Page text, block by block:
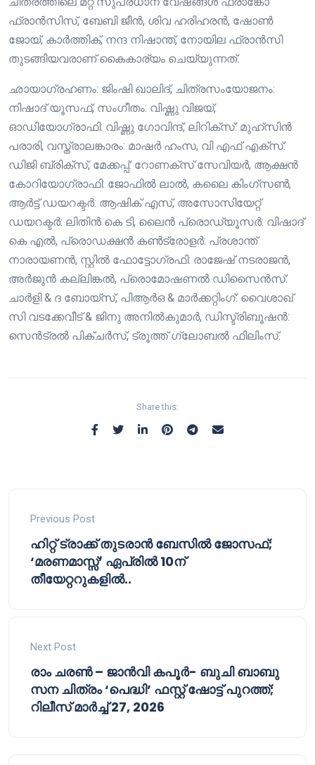
ഫ്രാൻസിസ്, ബേബി ജീൻ, ശിവ ഹരിഹരൻ, ഷോൺ
ജോയ്, കാർത്തിക്, നന്ദ നിഷാന്ത്, നോയില ഫ്രാൻസി
തുടങ്ങിയവരാണ് കൈകാര്യം ചെയ്യുന്നത്.
ഛായാഗ്രഹണം: ജിംഷി ഖാലിദ്, ചിത്രസംയോജനം:
നിഷാദ് യൂസഫ്, സംഗീതം: വിഷ്ണു വിജയ്,
ഓഡിയോഗ്രാഫി: വിഷ്ണു ഗോവിന്ദ്, ലിറിക്‌സ്: മുഹ്സിൻ
പരാരി, വസ്ത്രാലങ്കാരം: മാഷർ ഹംസ, വി എഫ് എക്സ്:
ഡിജി ബ്രിക്സ്, മേക്കപ്പ്: റോണക്സ് സേവിയർ, ആക്ഷൻ
കോറിയോഗ്രാഫി: ജോഫിൽ ലാൽ, കലൈ കിംഗ്സൺ,
ആർട്ട് ഡയറക്ടർ: ആഷിക് എസ്, അസോസിയേറ്റ്
ഡയറക്ടർ: ലിതിൻ കെ ടി, ലൈൻ പ്രൊഡ്യൂസർ: വിഷാദ്
കെ എൽ‍, പ്രൊഡക്ഷൻ കൺട്രോളർ: പ്രശാന്ത്
നാരായണൻ, സ്റ്റിൽ ഫോട്ടോഗ്രഫി: രാജേഷ് നടരാജൻ,
അർജുൻ കല്ലിങ്കൽ, പ്രൊമോഷണൽ ഡിസൈൻസ്:
ചാർളി & ദ ബോയ്സ്, പിആർഒ & മാർക്കറ്റിംഗ്: വൈശാഖ്
സി വടക്കേവീട് & ജിനു അനിൽകുമാർ, ഡിസ്ട്രിബൂഷൻ:
സെൻട്രൽ പിക്ചർസ്, ട്രൂത്ത് ഗ്ലോബൽ ഫിലിംസ്.
Share this:
Previous Post
ഹിറ്റ് ട്രാക്ക് തുടരാൻ ബേസിൽ ജോസഫ്;
‘മരണമാസ്സ്’ ഏപ്രിൽ 10ന്
തീയേറ്ററുകളിൽ..
Next Post
രാം ചരൺ – ജാൻവി കപൂർ- ബുചി ബാബു
സന ചിത്രം ‘പെദ്ധി’ ഫസ്റ്റ് ഷോട്ട് പുറത്ത്;
റിലീസ് മാർച്ച് 27, 2026